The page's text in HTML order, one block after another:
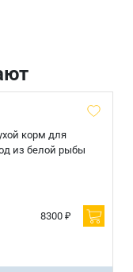
корм для
из белой рыбы
8300 ₽